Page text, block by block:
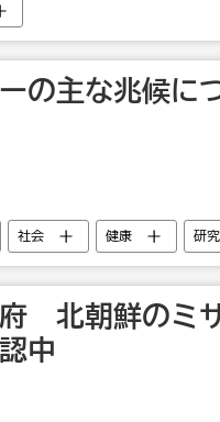
の主な兆候に
社会 健康 研究
北朝鮮のミ
中